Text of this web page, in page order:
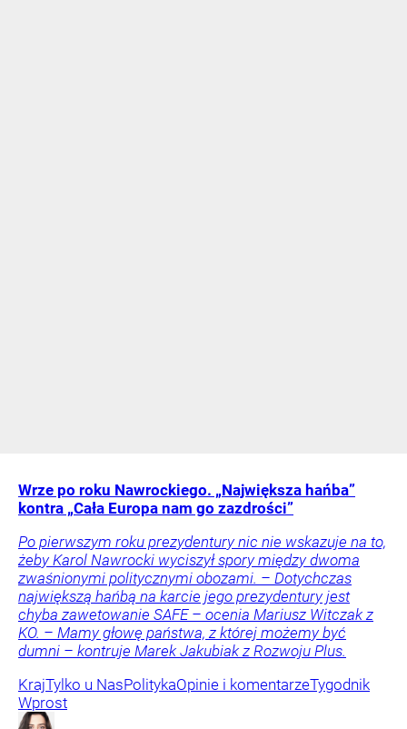
Wrze po roku Nawrockiego. „Największa hańba”
kontra „Cała Europa nam go zazdrości”
Po pierwszym roku prezydentury nic nie wskazuje na to,
żeby Karol Nawrocki wyciszył spory między dwoma
zwaśnionymi politycznymi obozami. – Dotychczas
największą hańbą na karcie jego prezydentury jest
chyba zawetowanie SAFE – ocenia Mariusz Witczak z
KO. – Mamy głowę państwa, z której możemy być
dumni – kontruje Marek Jakubiak z Rozwoju Plus.
KrajTylko u NasPolitykaOpinie i komentarzeTygodnik
Wprost